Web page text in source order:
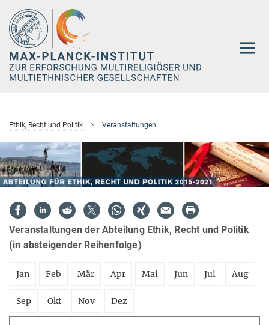
Hauptinhalt
Ethik, Recht und Politik Veranstaltungen
Veranstaltungen der Abteilung Ethik, Recht und Politik
(in absteigender Reihenfolge)
Jan Feb Mär Apr Mai Jun Jul Aug
Sep Okt Nov Dez